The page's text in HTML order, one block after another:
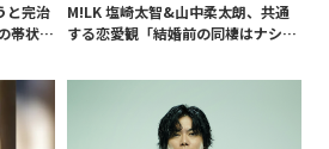
と完治
帯状疱
M!LK 塩崎太智&山中柔太朗、共通
する恋愛観「結婚前の同棲はナシ」